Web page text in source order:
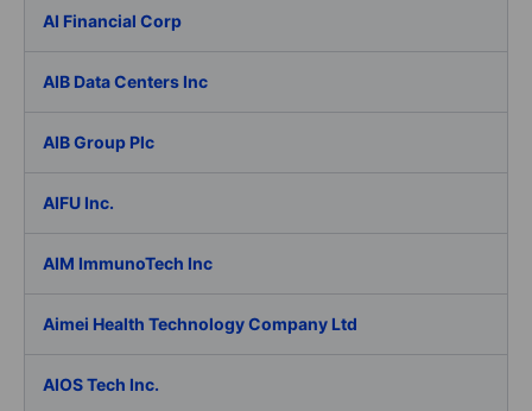
AI Financial Corp
AIB Data Centers Inc
AIB Group Plc
AIFU Inc.
AIM ImmunoTech Inc
Aimei Health Technology Company Ltd
AIOS Tech Inc.